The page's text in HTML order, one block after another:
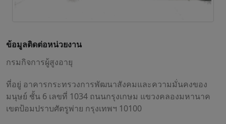
ข้อมูลติดต่อหน่วยงาน
กรมกิจการผู้สูงอายุ
ที่อยู่ อาคารกระทรวงการพัฒนาสังคมและความมั่นคงของ
มนุษย์ ชั้น 6 เลขที่ 1034 ถนนกรุงเกษม แขวงคลองมหานาค
เขตป้อมปราบศัตรูพ่าย กรุงเทพฯ 10100